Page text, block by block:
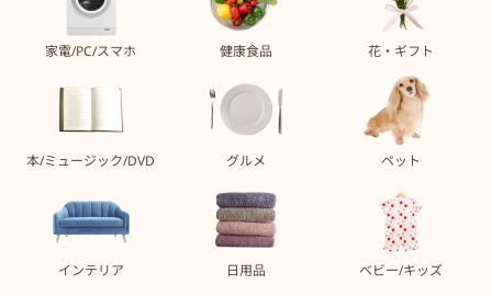
家電/PC/スマホ 健康食品 花・ギフト
本/ミュージック/DVD グルメ ペット
インテリア 日用品 ベビー/キッズ